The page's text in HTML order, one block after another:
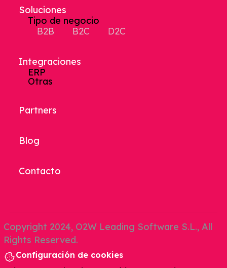
Soluciones
Tipo de negocio
B2B
B2C D2C
Integraciones
ERP
Otras
Partners
Blog
Contacto
Copyright 2024, O2W Leading Software S.L., All
Rights Reserved.
Configuración de cookies